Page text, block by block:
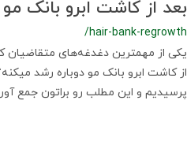
بعد از کاشت ابرو بانک
/hair-bank-regrowth
یکی از مهمترین دغدغه‌های متقاضیان
از کاشت ابرو بانک مو دوباره رشد
پرسیدیم و این مطلب رو براتون جمع